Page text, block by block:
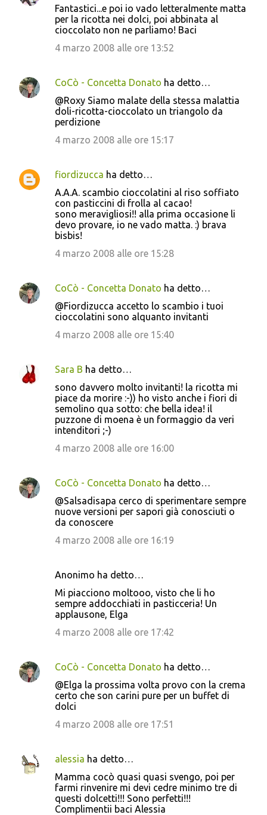
Fantastici...e poi io vado letteralmente matta
per la ricotta nei dolci, poi abbinata al
cioccolato non ne parliamo! Baci
4 marzo 2008 alle ore 13:52
CoCò - Concetta Donato ha detto…
@Roxy Siamo malate della stessa malattia
doli-ricotta-cioccolato un triangolo da
perdizione
4 marzo 2008 alle ore 15:17
fiordizucca ha detto…
A.A.A. scambio cioccolatini al riso soffiato
con pasticcini di frolla al cacao!
sono meravigliosi!! alla prima occasione li
devo provare, io ne vado matta. :) brava
bisbis!
4 marzo 2008 alle ore 15:28
CoCò - Concetta Donato ha detto…
@Fiordizucca accetto lo scambio i tuoi
cioccolatini sono alquanto invitanti
4 marzo 2008 alle ore 15:40
Sara B ha detto…
sono davvero molto invitanti! la ricotta mi
piace da morire :-)) ho visto anche i fiori di
semolino qua sotto: che bella idea! il
puzzone di moena è un formaggio da veri
intenditori ;-)
4 marzo 2008 alle ore 16:00
CoCò - Concetta Donato ha detto…
@Salsadisapa cerco di sperimentare sempre
nuove versioni per sapori già conosciuti o
da conoscere
4 marzo 2008 alle ore 16:19
Anonimo ha detto…
Mi piacciono moltooo, visto che li ho
sempre addocchiati in pasticceria! Un
applausone, Elga
4 marzo 2008 alle ore 17:42
CoCò - Concetta Donato ha detto…
@Elga la prossima volta provo con la crema
certo che son carini pure per un buffet di
dolci
4 marzo 2008 alle ore 17:51
alessia ha detto…
Mamma cocò quasi quasi svengo, poi per
farmi rinvenire mi devi cedre minimo tre di
questi dolcetti!!! Sono perfetti!!!
Complimentii baci Alessia